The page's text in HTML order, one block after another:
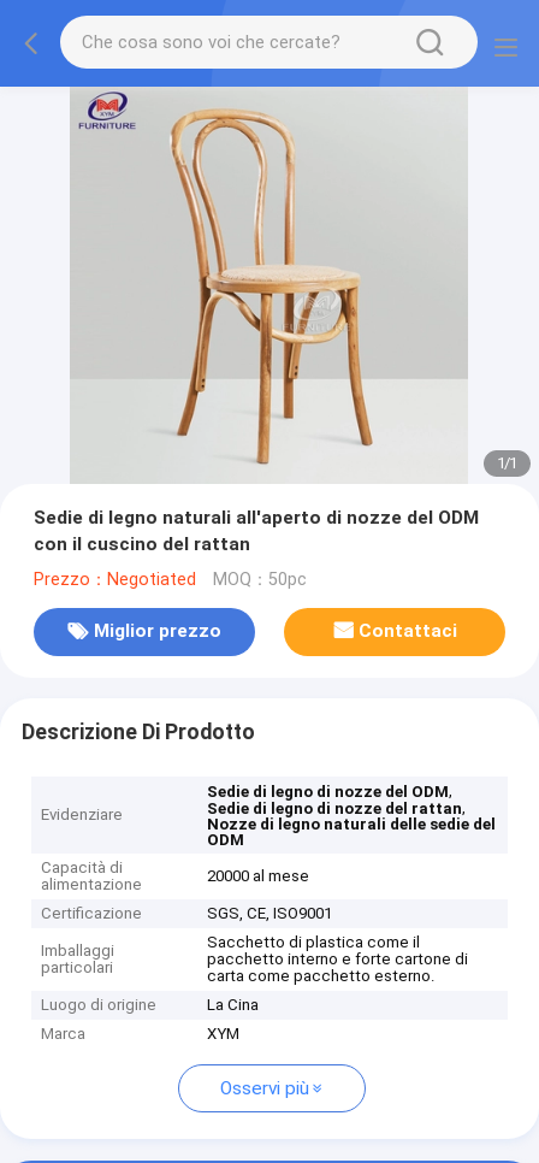
1/1
Sedie di legno naturali all'aperto di nozze del ODM
con il cuscino del rattan
Prezzo：Negotiated MOQ：50pc
Miglior prezzo Contattaci
Descrizione Di Prodotto
Evidenziare
Sedie di legno di nozze del ODM,
Sedie di legno di nozze del rattan,
Nozze di legno naturali delle sedie del
ODM
Capacità di
alimentazione
20000 al mese
Certificazione SGS, CE, ISO9001
Imballaggi
particolari
Sacchetto di plastica come il
pacchetto interno e forte cartone di
carta come pacchetto esterno.
Luogo di origine
La Cina
Marca
XYM
Osservi più